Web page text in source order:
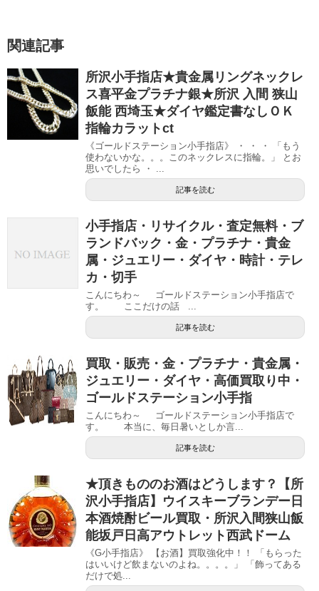
関連記事
所沢小手指店★貴金属リングネックレ
ス喜平金プラチナ銀★所沢 入間 狭山
飯能 西埼玉★ダイヤ鑑定書なしＯＫ
指輪カラットct
《ゴールドステーション小手指店》 ・ ・ ・ 「もう
使わないかな。。。このネックレスに指輪。」 とお
思いでしたら ・ ...
記事を読む
小手指店・リサイクル・査定無料・ブ
ランドバック・金・プラチナ・貴金
属・ジュエリー・ダイヤ・時計・テレ
カ・切手
こんにちわ～ ゴールドステーション小手指店で
す。 ここだけの話 ...
記事を読む
買取・販売・金・プラチナ・貴金属・
ジュエリー・ダイヤ・高価買取り中・
ゴールドステーション小手指
こんにちわ～ ゴールドステーション小手指店で
す。 本当に、毎日暑いとしか言...
記事を読む
★頂きもののお酒はどうします？【所
沢小手指店】ウイスキーブランデー日
本酒焼酎ビール買取・所沢入間狭山飯
能坂戸日高アウトレット西武ドーム
《G小手指店》 【お酒】買取強化中！！ 「もらった
はいいけど飲まないのよね。。。。」 「飾ってある
だけで処...